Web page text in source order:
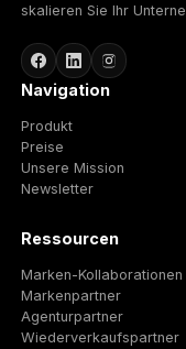
Mehr
Skaliere die